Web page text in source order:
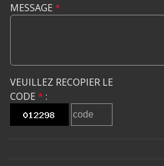
MESSAGE *
VEUILLEZ RECOPIER LE
CODE * :